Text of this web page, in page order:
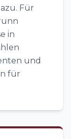
Für
in
und
für